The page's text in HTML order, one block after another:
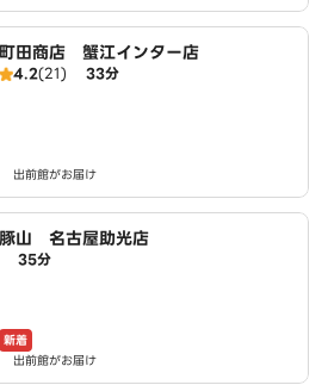
町田商店 蟹江インター店
4.2(21) 33分
出前館がお届け
豚山 名古屋助光店
35分
新着
出前館がお届け